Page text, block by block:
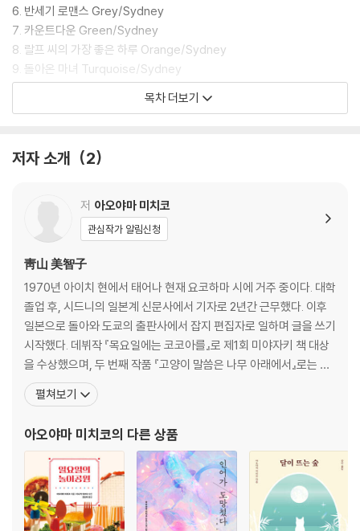
않았더라면」에서는 시드니에서 번역가로 사는 여성의 충만한 삶의 이유
가, 열한 번째 「삼색기의 약속」에서는 ‘이 시대를 확실하게 살고자 하는’ 의
지의 삶이 그려진다. 그리고 마지막 이야기 「러브 레터」에서는 ‘첫눈’이 아
닌 ‘첫소리에 반한’ ‘코코아 씨’의 반전 러브 스토리가 펼쳐진다. 열두 빛깔
작품을 모두 읽은 후에 독자들은 분명 ‘비가 그친 뒤의 물방울 같은’ 청아한
느낌을 얻게 될 것이다. 아, 인생은 정말 매 순간이 눈부신 것이구나 하는.
6. 반세기 로맨스 Grey/Sydney
7. 카운트다운 Green/Sydney
8. 랄프 씨의 가장 좋은 하루 Orange/Sydney
9. 돌아온 마녀 Turquoise/Sydney
10. 당신을 만나지 않았더라면 Black/Sydney
11. 삼색기의 약속 Purple/Sydney
목차 더보기
저자 소개 2
저 아오야마 미치코
관심작가 알림신청
靑山 美智子
1970년 아이치 현에서 태어나 현재 요코하마 시에 거주 중이다. 대학
졸업 후, 시드니의 일본계 신문사에서 기자로 2년간 근무했다. 이후
일본으로 돌아와 도쿄의 출판사에서 잡지 편집자로 일하며 글을 쓰기
시작했다. 데뷔작 『목요일에는 코코아를』로 제1회 미야자키 책 대상
을 수상했으며, 두 번째 작품 『고양이 말씀은 나무 아래에서』로는 제1
3회 덴도 문학상을 받았다. 2021년부터 2024년까지는 『도서실에
있어요』, 『달이 뜨는 숲』, 『쓰담쓰담 치유하마 놀이터』 등으로 4년 연
대상 후보에 선정되었다. 이 밖
펼쳐보기
아오야마 미치코의 다른 상품